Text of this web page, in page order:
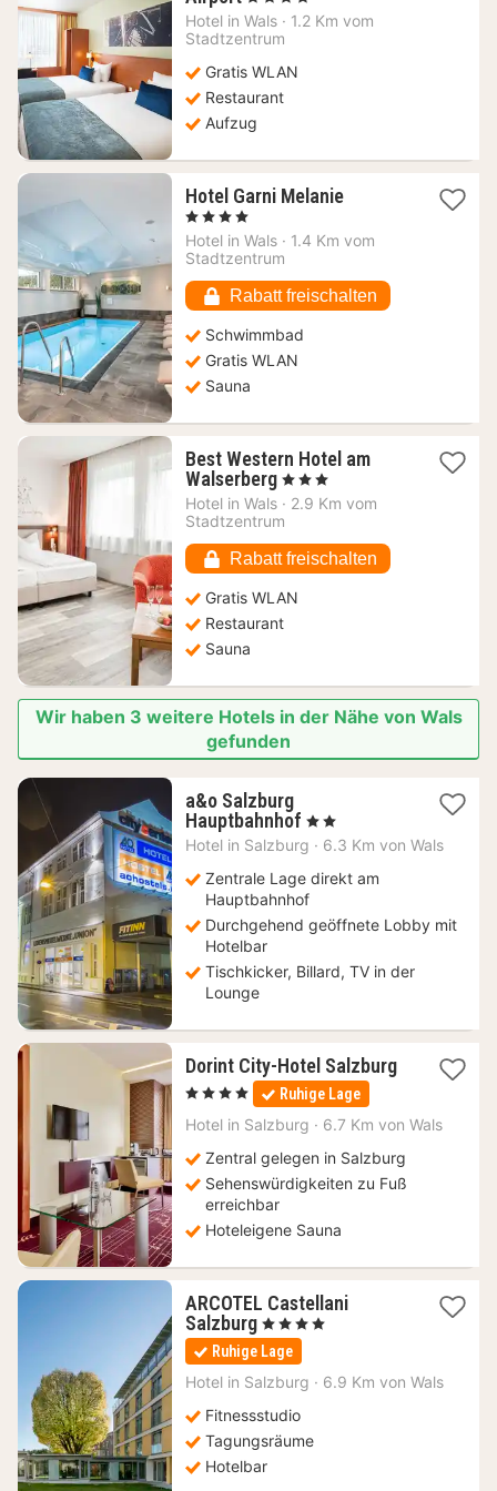
Nacht
ab
€
Hotel in Wals · 1.2 Km vom
Stadtzentrum
Gratis WLAN
Restaurant
Aufzug
Hotel Garni Melanie1
ab
, 4 Sterne
Hotel in Wals · 1.4 Km vom
Stadtzentrum
Rabatt freischalten
Schwimmbad
Gratis WLAN
Sauna
Best Western Hotel am
Walserberg 1
Nacht
ab
€
, 3 Sterne
Hotel in Wals · 2.9 Km vom
Stadtzentrum
Rabatt freischalten
Gratis WLAN
Restaurant
Sauna
Wir haben 3 weitere Hotels in der Nähe von Wals
gefunden
a&o Salzburg
Hauptbahnhof 2
Nächte
ab
80,95
€
, 2 Sterne
Hotel in Salzburg · 6.3 Km von Wals
Zentrale Lage direkt am
Hauptbahnhof
Durchgehend geöffnete Lobby mit
Hotelbar
Tischkicker, Billard, TV in der
Lounge
Dorint City-Hotel Salzburg
1
Nacht
ab
€
, 4 Sterne Ruhige Lage
Hotel in Salzburg · 6.7 Km von Wals
Zentral gelegen in Salzburg
Sehenswürdigkeiten zu Fuß
erreichbar
Hoteleigene Sauna
ARCOTEL Castellani
Salzburg 1
Nacht
ab
122,67
, 4 Sterne
Ruhige Lage
Hotel in Salzburg · 6.9 Km von Wals
Fitnessstudio
Tagungsräume
Hotelbar